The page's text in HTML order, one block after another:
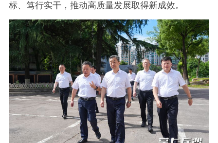
标、笃行实干，推动高质量发展取得新成效。